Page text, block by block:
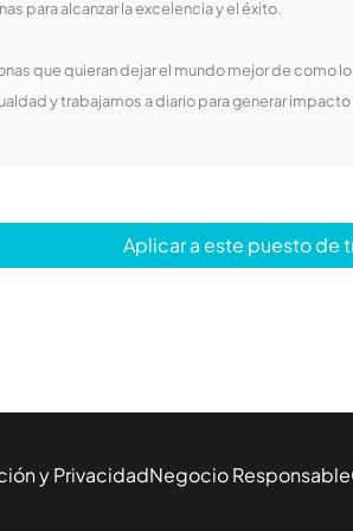
para alcanzar la excelencia y el éxito.
que quieran dejar el mundo mejor de como
y trabajamos a diario para generar
Aplicar a este puesto de
y PrivacidadNegocio Responsable